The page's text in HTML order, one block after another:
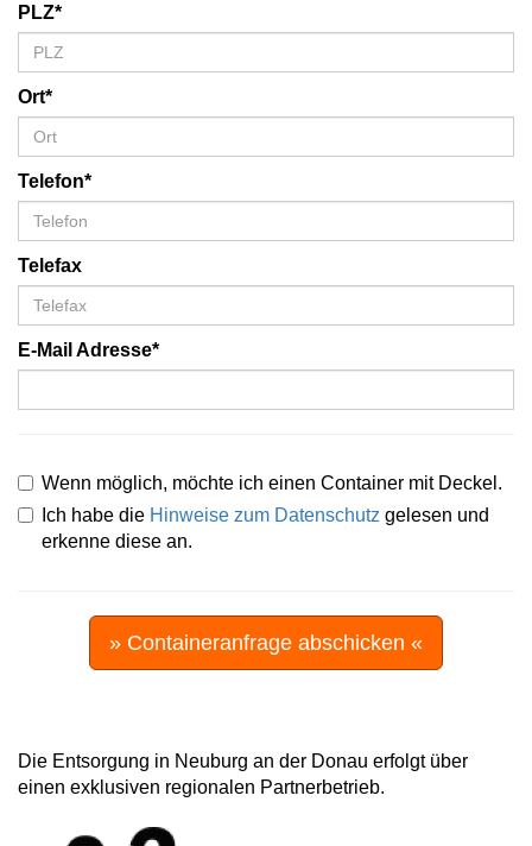
PLZ*
Ort*
Telefon*
Telefax
E-Mail Adresse*
Wenn möglich, möchte ich einen Container mit Deckel.
Ich habe die Hinweise zum Datenschutz gelesen und
erkenne diese an.
» Containeranfrage abschicken «
Die Entsorgung in Neuburg an der Donau erfolgt über
einen exklusiven regionalen Partnerbetrieb.